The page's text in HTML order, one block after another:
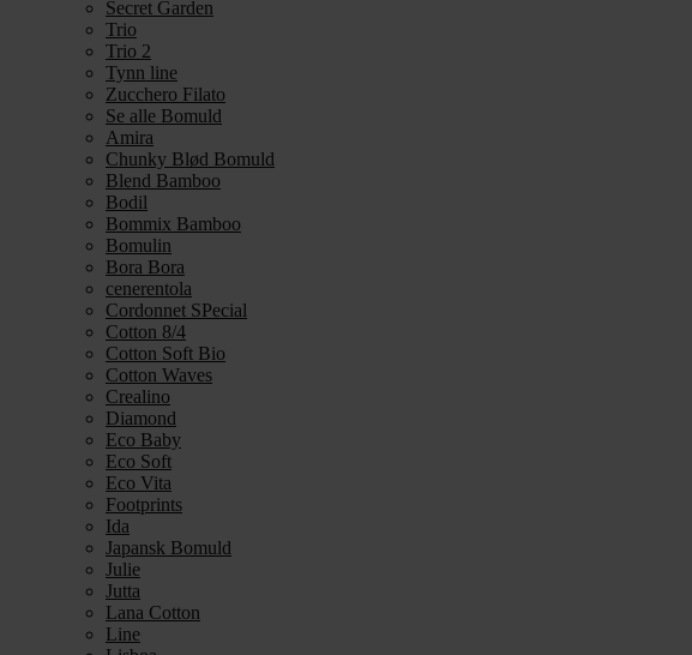
Secret Garden
Trio
Trio 2
Tynn line
Zucchero Filato
Se alle Bomuld
Amira
Chunky Blød Bomuld
Blend Bamboo
Bodil
Bommix Bamboo
Bomulin
Bora Bora
cenerentola
Cordonnet SPecial
Cotton 8/4
Cotton Soft Bio
Cotton Waves
Crealino
Diamond
Eco Baby
Eco Soft
Eco Vita
Footprints
Ida
Japansk Bomuld
Julie
Jutta
Lana Cotton
Line